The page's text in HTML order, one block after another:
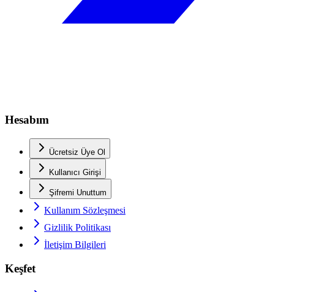
Hesabım
Ücretsiz Üye Ol
Kullanıcı Girişi
Şifremi Unuttum
Kullanım Sözleşmesi
Gizlilik Politikası
İletişim Bilgileri
Keşfet